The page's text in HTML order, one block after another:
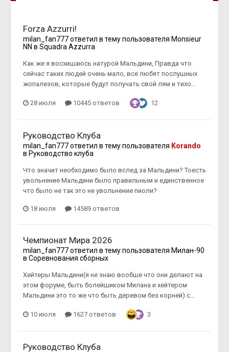
Forza Azzurri!
milan_fan777ответил в тему пользователя Monsieur
NN в Squadra Azzurra
Как же я восхишаюсь натурой Мальдини, Правда что
сейчас таких людей очень мало, все любят послушных
жопалезов, которые будут получать свой лям и тихо...
28 июля 10445 ответов 12
Руководство Клуба
milan_fan777ответил в тему пользователя Korando
в Руководство клуба
Что значит необходимо было вслед за Мальдини? Тоесть
увольнение Мальдини было правильным и единственное
что было не так это не увольнение пиоли?
18 июля 14589 ответов
Чемпионат Мира 2026
milan_fan777ответил в тему пользователя Милан-90
в Соревнования сборных
Хейтеры Мальдини(я не знаю вообше что они делают на
этом форуме, быть болейшиком Милана и хейтером
Мальдини это то же что быть деревом без корней) с...
10 июля 1627 ответов 3
Руководство Клуба